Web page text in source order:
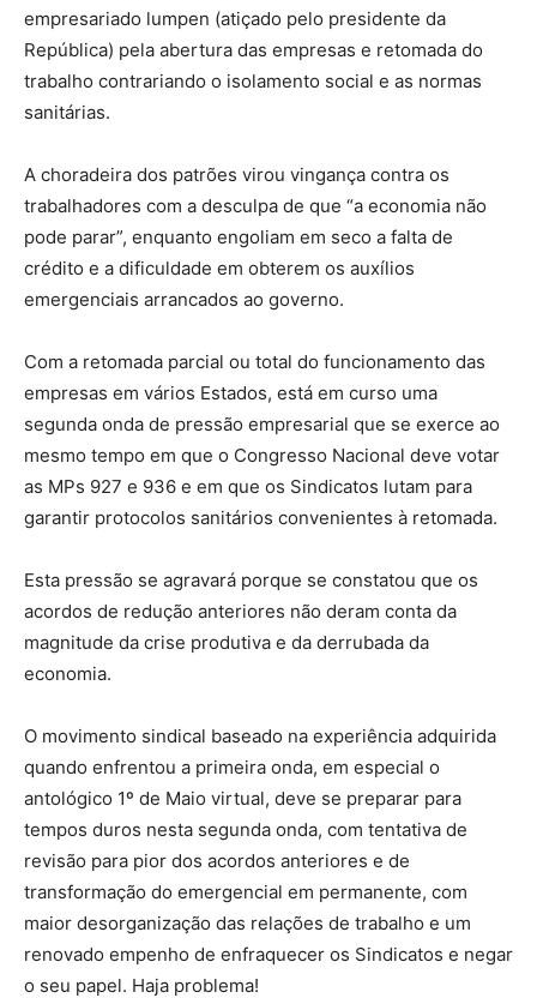
empresariado lumpen (atiçado pelo presidente da
República) pela abertura das empresas e retomada do
trabalho contrariando o isolamento social e as normas
sanitárias.
A choradeira dos patrões virou vingança contra os
trabalhadores com a desculpa de que “a economia não
pode parar”, enquanto engoliam em seco a falta de
crédito e a dificuldade em obterem os auxílios
emergenciais arrancados ao governo.
Com a retomada parcial ou total do funcionamento das
empresas em vários Estados, está em curso uma
segunda onda de pressão empresarial que se exerce ao
mesmo tempo em que o Congresso Nacional deve votar
as MPs 927 e 936 e em que os Sindicatos lutam para
garantir protocolos sanitários convenientes à retomada.
Esta pressão se agravará porque se constatou que os
acordos de redução anteriores não deram conta da
magnitude da crise produtiva e da derrubada da
economia.
O movimento sindical baseado na experiência adquirida
quando enfrentou a primeira onda, em especial o
antológico 1º de Maio virtual, deve se preparar para
tempos duros nesta segunda onda, com tentativa de
revisão para pior dos acordos anteriores e de
transformação do emergencial em permanente, com
maior desorganização das relações de trabalho e um
renovado empenho de enfraquecer os Sindicatos e negar
o seu papel. Haja problema!